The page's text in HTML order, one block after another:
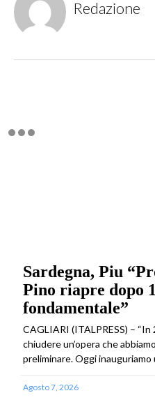
Redazione
Sardegna, Piu
Pino riapre dopo
fondamentale”
CAGLIARI (ITALPRESS) – “In
chiudere un’opera che
preliminare. Oggi inauguriamo
Agosto 7, 2026